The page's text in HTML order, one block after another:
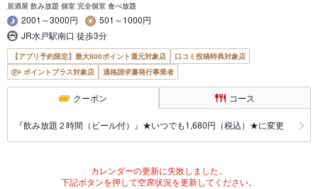
居酒屋 飲み放題 個室 完全個室 食べ放題
2001～3000円
501～1000円
JR水戸駅南口 徒歩3分
【アプリ予約限定】最大800ポイント還元対象店
口コミ投稿特典対象店
ポイントプラス対象店
適格請求書発行事業者
クーポン コース
『飲み放題２時間（ビール付）』★いつでも1,680円（税込）★に変更
カレンダーの更新に失敗しました。
下記ボタンを押して空席状況を更新してください。